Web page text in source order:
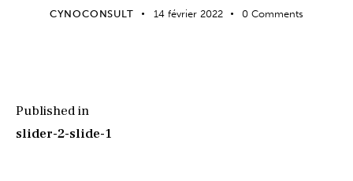
CYNOCONSULT 14 février 2022 0 Comments
Published in
slider-2-slide-1